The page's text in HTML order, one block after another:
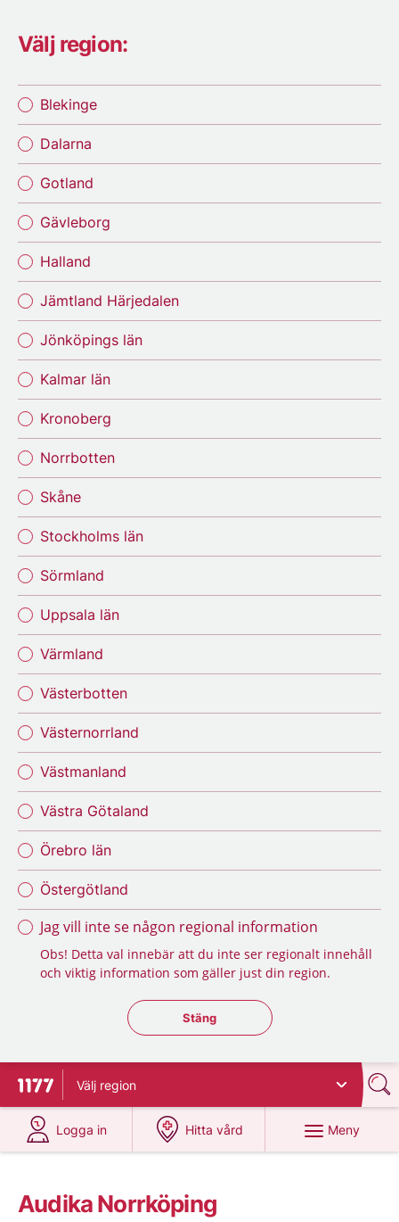
Välj region:
Blekinge
Dalarna
Gotland
Gävleborg
Halland
Jämtland Härjedalen
Jönköpings län
Kalmar län
Kronoberg
Norrbotten
Skåne
Stockholms län
Sörmland
Uppsala län
Värmland
Västerbotten
Västernorrland
Västmanland
Västra Götaland
Örebro län
Östergötland
Jag vill inte se någon regional information
Obs! Detta val innebär att du inte ser regionalt innehåll
och viktig information som gäller just din region.
Stäng regionsväljaren
Stäng
Till startsidan för 1177
Välj region
Logga in
på 1177.se
Hitta vård
på 1177.se
Meny
Audika Norrköping